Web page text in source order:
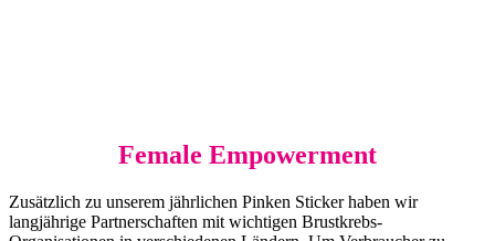
Female Empowerment
Zusätzlich zu unserem jährlichen Pinken Sticker haben wir
langjährige Partnerschaften mit wichtigen Brustkrebs-